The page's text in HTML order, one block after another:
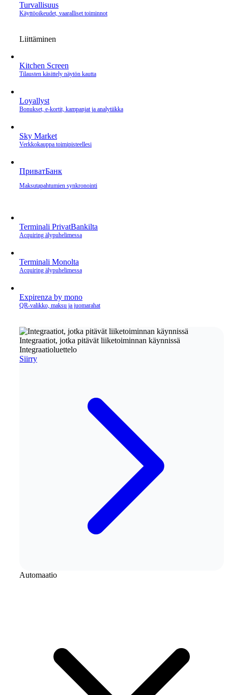
Turvallisuus
Käyttöoikeudet, vaaralliset toiminnot
Liittäminen
Kitchen Screen
Tilausten käsittely näytön kautta
Loyallyst
Bonukset, e‑kortit, kampanjat ja analytiikka
Sky Market
Verkkokauppa toimipisteellesi
ПриватБанк
Maksutapahtumien synkronointi
Terminali PrivatBankilta
Acquiring älypuhelimessa
Terminali Monolta
Acquiring älypuhelimessa
Expirenza by mono
QR‑valikko, maksu ja juomarahat
Integraatiot, jotka pitävät liiketoiminnan käynnissä
Integraatioluettelo
Siirry
Automaatio